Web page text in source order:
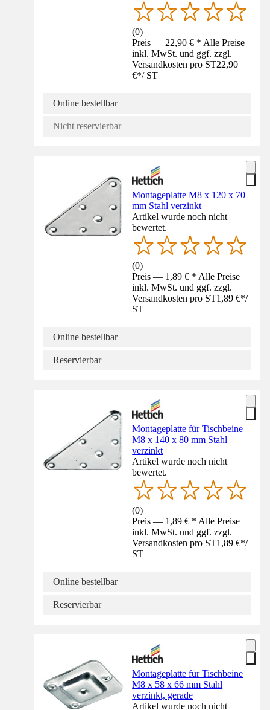
(0)
Preis — 22,90 € * Alle Preise
inkl. MwSt. und ggf. zzgl.
Versandkosten pro ST22,90
€*/ ST
Online bestellbar
Nicht reservierbar
Montageplatte M8 x 120 x 70
mm Stahl verzinkt
Artikel wurde noch nicht
bewertet.
(0)
Preis — 1,89 € * Alle Preise
inkl. MwSt. und ggf. zzgl.
Versandkosten pro ST1,89 €*/
ST
Online bestellbar
Reservierbar
Montageplatte für Tischbeine
M8 x 140 x 80 mm Stahl
verzinkt
Artikel wurde noch nicht
bewertet.
(0)
Preis — 1,89 € * Alle Preise
inkl. MwSt. und ggf. zzgl.
Versandkosten pro ST1,89 €*/
ST
Online bestellbar
Reservierbar
Montageplatte für Tischbeine
M8 x 58 x 66 mm Stahl
verzinkt, gerade
Artikel wurde noch nicht